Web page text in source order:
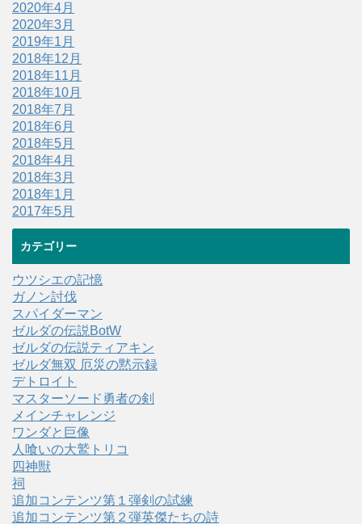
2020年4月
2020年3月
2019年1月
2018年12月
2018年11月
2018年10月
2018年7月
2018年6月
2018年5月
2018年4月
2018年3月
2018年1月
2017年5月
カテゴリー
ウツシエの記憶
ガノン討伐
スパイダーマン
ゼルダの伝説BotW
ゼルダの伝説ティアキン
ゼルダ無双 厄災の黙示録
デトロイト
マスターソード勇者の剣
メインチャレンジ
ワンダと巨像
人喰いの大鷲トリコ
四神獣
祠
追加コンテンツ第１弾剣の試練
追加コンテンツ第２弾英傑たちの詩